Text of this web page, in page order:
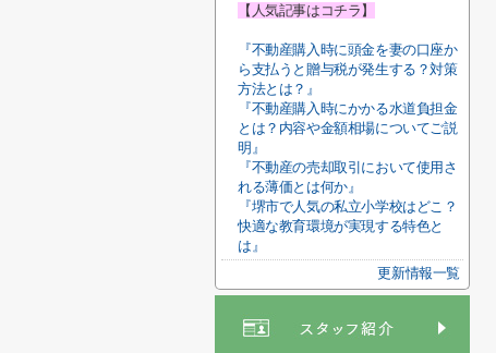
【人気記事はコチラ】
『不動産購入時に頭金を妻の口座か
ら支払うと贈与税が発生する？対策
方法とは？』
『不動産購入時にかかる水道負担金
とは？内容や金額相場についてご説
明』
『不動産の売却取引において使用さ
れる薄価とは何か』
『堺市で人気の私立小学校はどこ？
快適な教育環境が実現する特色と
は』
更新情報一覧